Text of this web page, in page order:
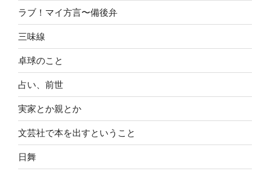
ラブ！マイ方言〜備後弁
三味線
卓球のこと
占い、前世
実家とか親とか
文芸社で本を出すということ
日舞